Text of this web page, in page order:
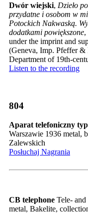
Dwór wiejski, Dzieło
przydatne i osobom w
Potockich Nakwaską.
dodatkami powiększone,
under the imprint and
(Geneva, Imp. Pfeffer
Department of 19th-
Listen to the recording
804
Aparat telefoniczny
Warszawie 1936 metal,
Zalewskich
Posłuchaj Nagrania
CB telephone Tele-
metal, Bakelite,